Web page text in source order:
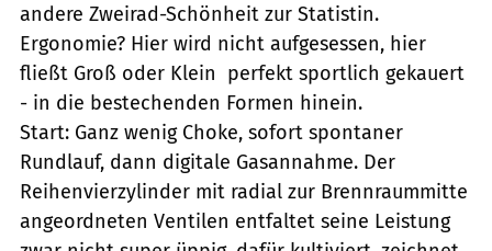
andere Zweirad-Schönheit zur Statistin.
Ergonomie? Hier wird nicht aufgesessen, hier
fließt Groß oder Klein  perfekt sportlich gekauert
- in die bestechenden Formen hinein.
Start: Ganz wenig Choke, sofort spontaner
Rundlauf, dann digitale Gasannahme. Der
Reihenvierzylinder mit radial zur Brennraummitte
angeordneten Ventilen entfaltet seine Leistung